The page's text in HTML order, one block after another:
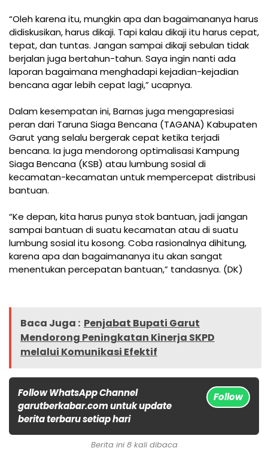
“Oleh karena itu, mungkin apa dan bagaimananya harus
didiskusikan, harus dikaji. Tapi kalau dikaji itu harus cepat,
tepat, dan tuntas. Jangan sampai dikaji sebulan tidak
berjalan juga bertahun-tahun. Saya ingin nanti ada
laporan bagaimana menghadapi kejadian-kejadian
bencana agar lebih cepat lagi,” ucapnya.
Dalam kesempatan ini, Barnas juga mengapresiasi
peran dari Taruna Siaga Bencana (TAGANA) Kabupaten
Garut yang selalu bergerak cepat ketika terjadi
bencana. Ia juga mendorong optimalisasi Kampung
Siaga Bencana (KSB) atau lumbung sosial di
kecamatan-kecamatan untuk mempercepat distribusi
bantuan.
“Ke depan, kita harus punya stok bantuan, jadi jangan
sampai bantuan di suatu kecamatan atau di suatu
lumbung sosial itu kosong. Coba rasionalnya dihitung,
karena apa dan bagaimananya itu akan sangat
menentukan percepatan bantuan,” tandasnya. (DK)
Baca Juga : Penjabat Bupati Garut
Mendorong Peningkatan Kinerja SKPD
melalui Komunikasi Efektif
Follow WhatsApp Channel
garutberkabar.com untuk update
berita terbaru setiap hari
Follow
Berita ini 8 kali dibaca